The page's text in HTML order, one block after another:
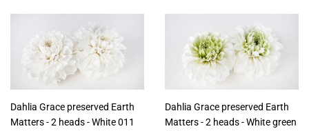
MwSt
(VAT/IVA
excl.)
MwSt
(VAT/IVA
excl.)
Dahlia Grace preserved Earth
Matters - 2 heads - White 011
Dahlia Grace preserved Earth
Matters - 2 heads - White green